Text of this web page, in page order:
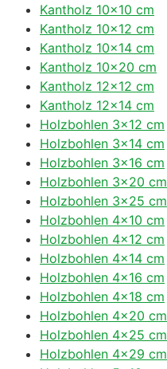
Kantholz 10×10 cm
Kantholz 10×12 cm
Kantholz 10×14 cm
Kantholz 10×20 cm
Kantholz 12×12 cm
Kantholz 12×14 cm
Holzbohlen 3×12 cm
Holzbohlen 3×14 cm
Holzbohlen 3×16 cm
Holzbohlen 3×20 cm
Holzbohlen 3×25 cm
Holzbohlen 4×10 cm
Holzbohlen 4×12 cm
Holzbohlen 4×14 cm
Holzbohlen 4×16 cm
Holzbohlen 4×18 cm
Holzbohlen 4×20 cm
Holzbohlen 4×25 cm
Holzbohlen 4×29 cm